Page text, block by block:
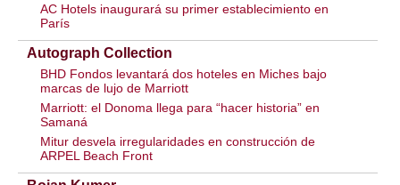
AC Hotels inaugurará su primer establecimiento en
París
Autograph Collection
BHD Fondos levantará dos hoteles en Miches bajo
marcas de lujo de Marriott
Marriott: el Donoma llega para “hacer historia” en
Samaná
Mitur desvela irregularidades en construcción de
ARPEL Beach Front